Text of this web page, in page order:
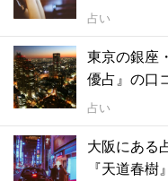
占い
東京の銀座
優占』の口
占い
大阪にある
『天道春樹